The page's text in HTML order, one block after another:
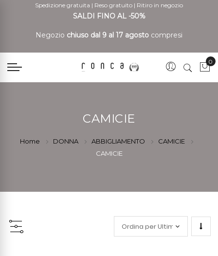
Spedizione gratuita | Reso gratuito | Ritiro in negozio
SALDI FINO AL -50%
Negozio chiuso dal 9 al 17 agosto compresi
0
CAMICIE
Home DONNA ABBIGLIAMENTO
CAMICIE
CAMICIE